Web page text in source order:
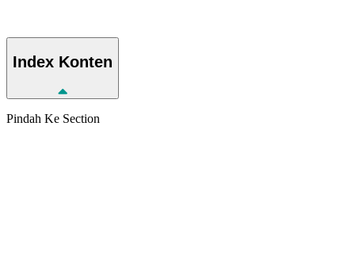
Index Konten
Pindah Ke Section